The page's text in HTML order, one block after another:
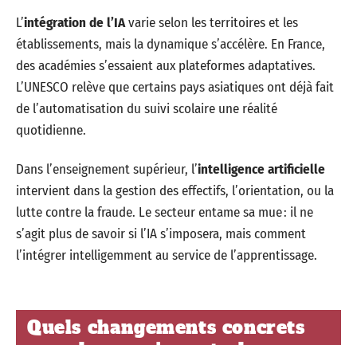
L’intégration de l’IAvarie selon les territoires et les
établissements, mais la dynamique s’accélère. En France,
des académies s’essaient aux plateformes adaptatives.
L’UNESCO relève que certains pays asiatiques ont déjà fait
de l’automatisation du suivi scolaire une réalité
quotidienne.
Dans l’enseignement supérieur, l’intelligence artificielle
intervient dans la gestion des effectifs, l’orientation, ou la
lutte contre la fraude. Le secteur entame sa mue : il ne
s’agit plus de savoir si l’IA s’imposera, mais comment
l’intégrer intelligemment au service de l’apprentissage.
Quels changements concrets